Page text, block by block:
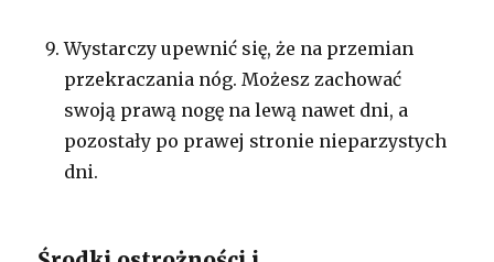
Wystarczy upewnić się, że na przemian
przekraczania nóg. Możesz zachować
swoją prawą nogę na lewą nawet dni, a
pozostały po prawej stronie nieparzystych
dni.